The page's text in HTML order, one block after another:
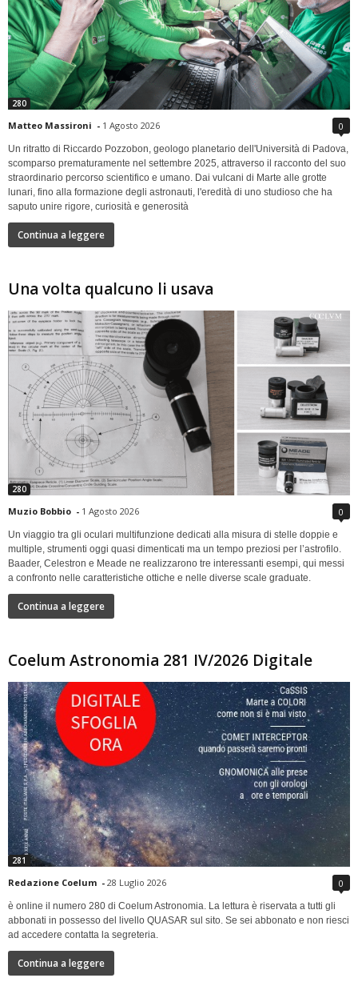
280
Matteo Massironi - 1 Agosto 2026 0
Un ritratto di Riccardo Pozzobon, geologo planetario dell'Università di Padova,
scomparso prematuramente nel settembre 2025, attraverso il racconto del suo
straordinario percorso scientifico e umano. Dai vulcani di Marte alle grotte
lunari, fino alla formazione degli astronauti, l'eredità di uno studioso che ha
saputo unire rigore, curiosità e generosità
Continua a leggere
Una volta qualcuno li usava
280
Muzio Bobbio - 1 Agosto 2026 0
Un viaggio tra gli oculari multifunzione dedicati alla misura di stelle doppie e
multiple, strumenti oggi quasi dimenticati ma un tempo preziosi per l’astrofilo.
Baader, Celestron e Meade ne realizzarono tre interessanti esempi, qui messi
a confronto nelle caratteristiche ottiche e nelle diverse scale graduate.
Continua a leggere
Coelum Astronomia 281 IV/2026 Digitale
281
Redazione Coelum - 28 Luglio 2026 0
è online il numero 280 di Coelum Astronomia. La lettura è riservata a tutti gli
abbonati in possesso del livello QUASAR sul sito. Se sei abbonato e non riesci
ad accedere contatta la segreteria.
Continua a leggere